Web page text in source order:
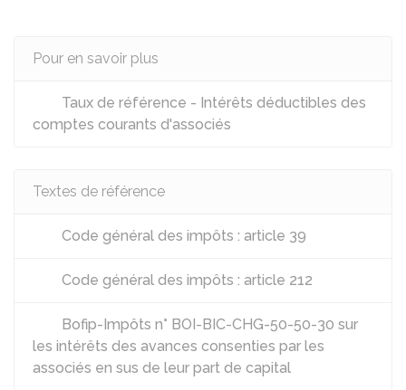
Pour en savoir plus
Taux de référence - Intérêts déductibles des
comptes courants d'associés
Textes de référence
Code général des impôts : article 39
Code général des impôts : article 212
Bofip-Impôts n° BOI-BIC-CHG-50-50-30 sur
les intérêts des avances consenties par les
associés en sus de leur part de capital